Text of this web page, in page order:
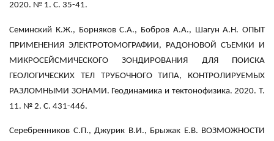
2020. № 1. С. 35-41.
Семинский К.Ж., Борняков С.А., Бобров А.А., Шагун А.Н. ОПЫТ
ПРИМЕНЕНИЯ ЭЛЕКТРОТОМОГРАФИИ, РАДОНОВОЙ СЪЕМКИ И
МИКРОСЕЙСМИЧЕСКОГО ЗОНДИРОВАНИЯ ДЛЯ ПОИСКА
ГЕОЛОГИЧЕСКИХ ТЕЛ ТРУБОЧНОГО ТИПА, КОНТРОЛИРУЕМЫХ
РАЗЛОМНЫМИ ЗОНАМИ. Геодинамика и тектонофизика. 2020. Т.
11. № 2. С. 431-446.
Серебренников С.П., Джурик В.И., Брыжак Е.В. ВОЗМОЖНОСТИ